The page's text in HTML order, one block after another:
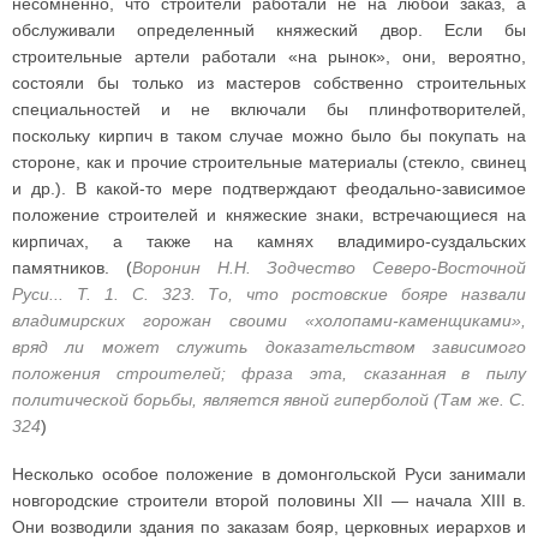
обслуживали определенный княжеский двор. Если бы
строительные артели работали «на рынок», они, вероятно,
состояли бы только из мастеров собственно строительных
специальностей и не включали бы плинфотворителей,
поскольку кирпич в таком случае можно было бы покупать на
стороне, как и прочие строительные материалы (стекло, свинец
и др.). В какой-то мере подтверждают феодально-зависимое
положение строителей и княжеские знаки, встречающиеся на
кирпичах, а также на камнях владимиро-суздальских
памятников. (Воронин Н.Н. Зодчество Северо-Восточной
Руси... Т. 1. С. 323. То, что ростовские бояре назвали
владимирских горожан своими «холопами-каменщиками»,
вряд ли может служить доказательством зависимого
положения строителей; фраза эта, сказанная в пылу
политической борьбы, является явной гиперболой (Там же. С.
324)
Несколько особое положение в домонгольской Руси занимали
новгородские строители второй половины XII — начала XIII в.
Они возводили здания по заказам бояр, церковных иерархов и